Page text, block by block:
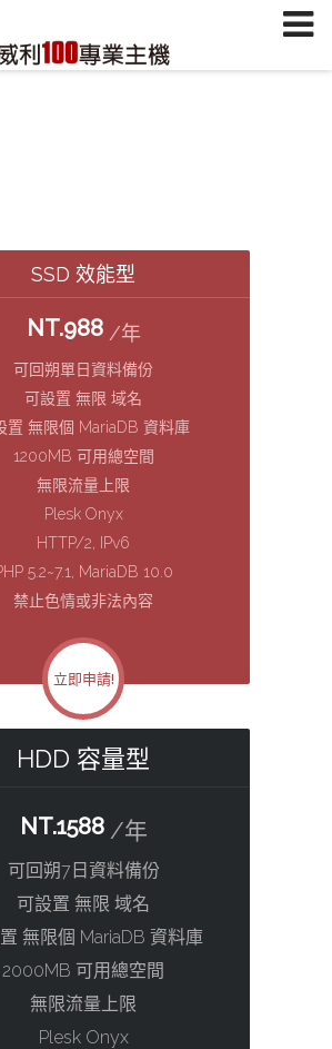
SSD 效能型
NT.988/年
可回朔單日資料備份
可設置 無限 域名
置 無限個 MariaDB 資料庫
1200MB 可用總空間
無限流量上限
Plesk Onyx
HTTP/2, IPv6
5.2~7.1, MariaDB 10.0
禁止色情或非法內容
立即申請!
HDD 容量型
NT.1588/年
可回朔7日資料備份
可設置 無限 域名
無限個 MariaDB 資料庫
2000MB 可用總空間
無限流量上限
Plesk Onyx
入或註冊會員